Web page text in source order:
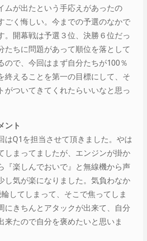
ムが出たという手応えがあったの
ごく悔しい。今までの予選のなかで
。開幕戦は予選３位、決勝６位だっ
たちに問題があって順位を落として
ので、今回はまず自分たちが100％
終えることを第一の目標にして、そ
がついてきてくれたらいいなと思っ
ント
はQ1を担当させて頂きました。やは
しまってましたが、エンジンが掛か
『楽しんでおいで』と無線機から声
し気が楽になりました。気負わなか
してしまって、そこで焦ってしま
にきちんとアタックが出来て、自分
来たので自分を褒めたいと思いま